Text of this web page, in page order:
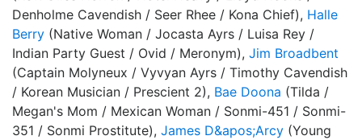
Denholme Cavendish / Seer Rhee / Kona Chief), Halle
Berry (Native Woman / Jocasta Ayrs / Luisa Rey /
Indian Party Guest / Ovid / Meronym), Jim Broadbent
(Captain Molyneux / Vyvyan Ayrs / Timothy Cavendish
/ Korean Musician / Prescient 2), Bae Doona (Tilda /
Megan's Mom / Mexican Woman / Sonmi-451 / Sonmi-
351 / Sonmi Prostitute), James D&apos;Arcy (Young